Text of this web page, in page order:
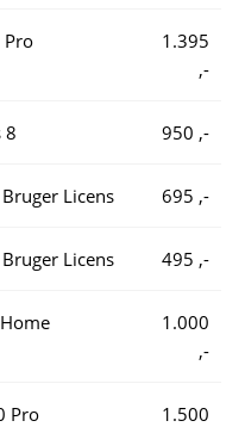
1.395
,-
8 950 ,-
Licens 695 ,-
Licens 495 ,-
1.000
,-
Pro
1.500